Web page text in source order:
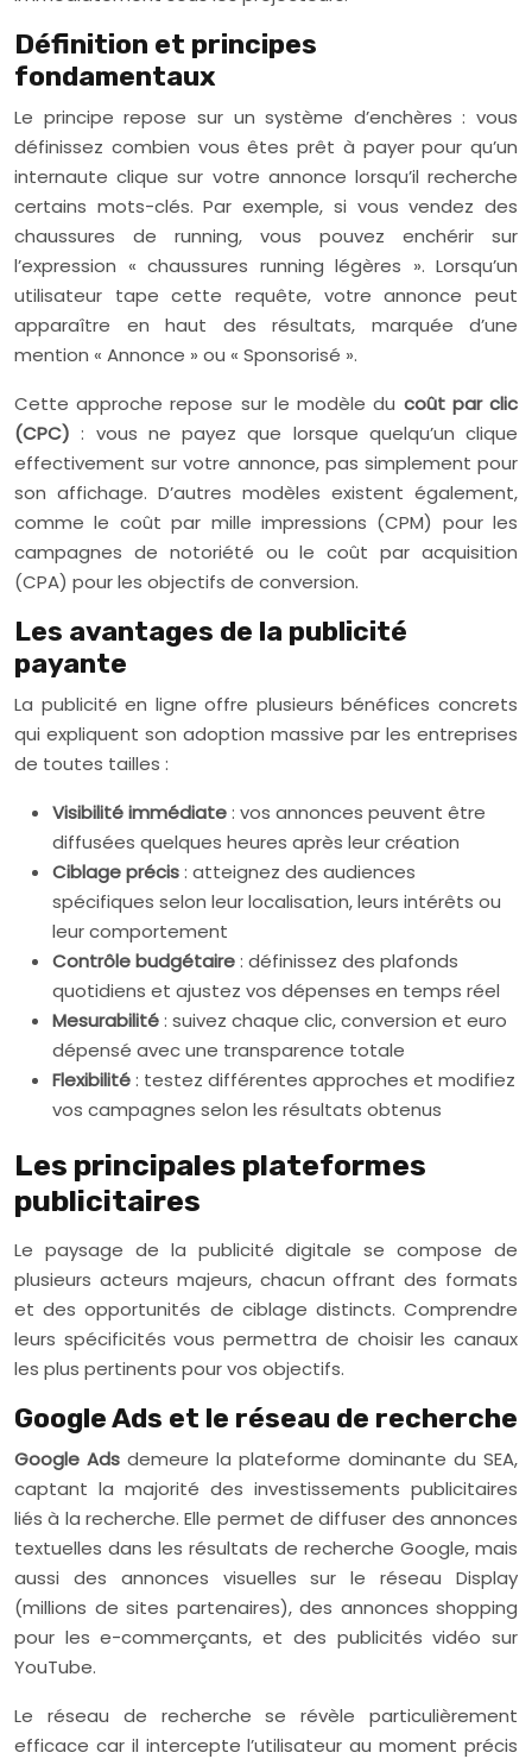
Définition et principes
fondamentaux
Le principe repose sur un système d’enchères : vous
définissez combien vous êtes prêt à payer pour qu’un
internaute clique sur votre annonce lorsqu’il recherche
certains mots-clés. Par exemple, si vous vendez des
chaussures de running, vous pouvez enchérir sur
l’expression « chaussures running légères ». Lorsqu’un
utilisateur tape cette requête, votre annonce peut
apparaître en haut des résultats, marquée d’une
mention « Annonce » ou « Sponsorisé ».
Cette approche repose sur le modèle du coût par clic
(CPC) : vous ne payez que lorsque quelqu’un clique
effectivement sur votre annonce, pas simplement pour
son affichage. D’autres modèles existent également,
comme le coût par mille impressions (CPM) pour les
campagnes de notoriété ou le coût par acquisition
(CPA) pour les objectifs de conversion.
Les avantages de la publicité
payante
La publicité en ligne offre plusieurs bénéfices concrets
qui expliquent son adoption massive par les entreprises
de toutes tailles :
Visibilité immédiate: vos annonces peuvent être
diffusées quelques heures après leur création
Ciblage précis: atteignez des audiences
spécifiques selon leur localisation, leurs intérêts ou
leur comportement
Contrôle budgétaire: définissez des plafonds
quotidiens et ajustez vos dépenses en temps réel
Mesurabilité: suivez chaque clic, conversion et euro
dépensé avec une transparence totale
Flexibilité: testez différentes approches et modifiez
vos campagnes selon les résultats obtenus
Les principales plateformes
publicitaires
Le paysage de la publicité digitale se compose de
plusieurs acteurs majeurs, chacun offrant des formats
et des opportunités de ciblage distincts. Comprendre
leurs spécificités vous permettra de choisir les canaux
les plus pertinents pour vos objectifs.
Google Ads et le réseau de recherche
Google Ads demeure la plateforme dominante du SEA,
captant la majorité des investissements publicitaires
liés à la recherche. Elle permet de diffuser des annonces
textuelles dans les résultats de recherche Google, mais
aussi des annonces visuelles sur le réseau Display
(millions de sites partenaires), des annonces shopping
pour les e-commerçants, et des publicités vidéo sur
YouTube.
Le réseau de recherche se révèle particulièrement
efficace car il intercepte l’utilisateur au moment précis